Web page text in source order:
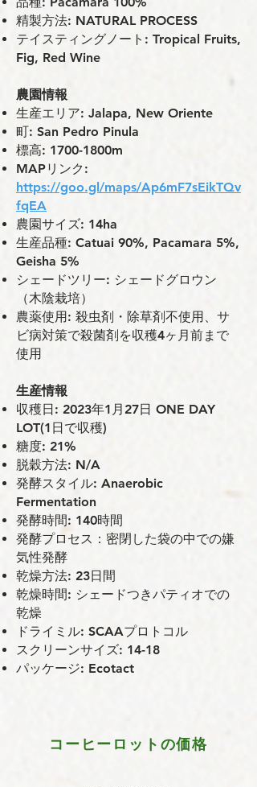
精製方法: NATURAL PROCESS
テイスティングノート: Tropical Fruits,
Fig, Red Wine
農園情報
⽣産エリア: Jalapa, New Oriente
町: San Pedro Pinula
標⾼: 1700-1800m
MAPリンク:
https://goo.gl/maps/Ap6mF7sEikTQv
fqEA
農園サイズ: 14ha
⽣産品種: Catuai 90%, Pacamara 5%,
Geisha 5%
シェードツリー: シェードグロウン
（木陰栽培）
農薬使⽤: 殺虫剤・除草剤不使用、サ
ビ病対策で殺菌剤を収穫4ヶ月前まで
使用
⽣産情報
収穫⽇: 2023年1月27日 ONE DAY
LOT(1日で収穫)
糖度: 21%
脱穀⽅法: N/A
発酵スタイル: Anaerobic
Fermentation
発酵時間: 140時間
発酵プロセス：密閉した袋の中での嫌
気性発酵
乾燥⽅法: 23⽇間
乾燥時間: シェードつきパティオでの
乾燥
ドライミル: SCAAプロトコル
スクリーンサイズ: 14-18
パッケージ: Ecotact
コーヒーロットの価格